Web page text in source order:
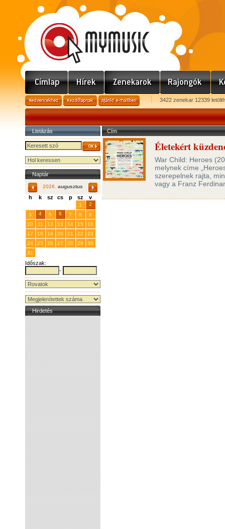
3422 zenekar 12339
Listázás
Naptár
2026. augusztus
h k sz cs p sz v
1
2
3
4 5 6 7 8
9
10
11 12 13 14 15
16
17
18 19 20 21 22
23
24
25 26 27 28 29
30
31
Időszak:
-
Hirdetés
Cím
Életekért
War Child: Heroes
melynek címe
szerepelnek rajta,
vagy a Franz